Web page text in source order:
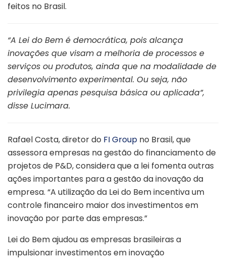
feitos no Brasil.
“A Lei do Bem é democrática, pois alcança
inovações que visam a melhoria de processos e
serviços ou produtos, ainda que na modalidade de
desenvolvimento experimental. Ou seja, não
privilegia apenas pesquisa básica ou aplicada”,
disse Lucimara.
Rafael Costa, diretor do FI Group no Brasil, que
assessora empresas na gestão do financiamento de
projetos de P&D, considera que a lei fomenta outras
ações importantes para a gestão da inovação da
empresa. “A utilização da Lei do Bem incentiva um
controle financeiro maior dos investimentos em
inovação por parte das empresas.”
Lei do Bem ajudou as empresas brasileiras a
impulsionar investimentos em inovação